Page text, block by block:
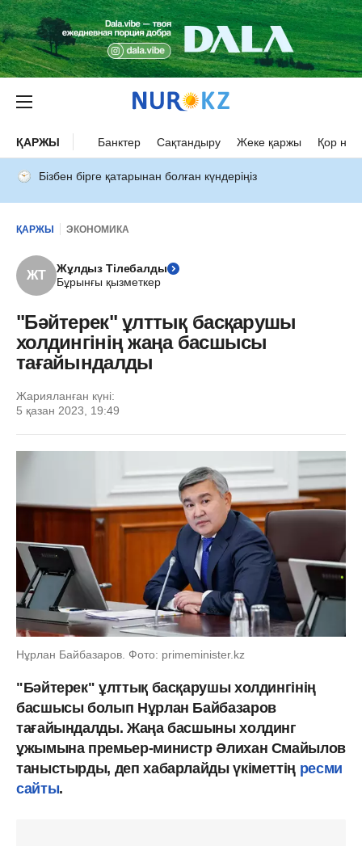
ҚАРЖЫ Банктер Сақтандыру Жеке қаржы Қор
Бізбен бірге қатарынан болған күндеріңіз
ҚАРЖЫ ЭКОНОМИКА
ЖТ
Жұлдыз Тілебалды
Бұрынғы қызметкер
"Бәйтерек" ұлттық басқарушы
холдингінің жаңа басшысы
тағайындалды
Жарияланған күні:
5 қазан 2023, 19:49
Нұрлан Байбазаров. Фото: primeminister.kz
"Бәйтерек" ұлттық басқарушы холдингінің
басшысы болып Нұрлан Байбазаров
тағайындалды. Жаңа басшыны холдинг
ұжымына премьер-министр Әлихан Смайылов
таныстырды, деп хабарлайды үкіметтің ресми
сайты.